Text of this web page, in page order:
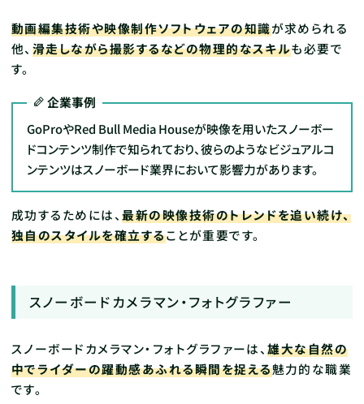
動画編集技術や映像制作ソフトウェアの知識が求められる
他、 滑走しながら撮影するなどの物理的なスキルも必要で
す。
企業事例
GoProやRed Bull Media Houseが映像を用いたスノーボー
ドコンテンツ制作で知られており、彼らのようなビジュアルコ
ンテンツはスノーボード業界において影響力があります。
成功するためには、最新の映像技術のトレンドを追い続け、
独自のスタイルを確立することが重要です。
スノーボードカメラマン・フォトグラファー
スノーボードカメラマン・フォトグラファーは、雄大な自然の
中でライダーの躍動感あふれる瞬間を捉える魅力的な職業
です。